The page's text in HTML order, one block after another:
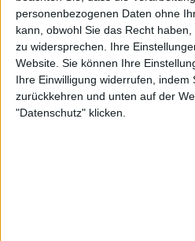
personenbezogenen Daten ohne
kann, obwohl Sie das Recht
zu widersprechen. Ihre
Website. Sie können Ihre
Ihre Einwilligung widerrufen, indem
zurückkehren und unten auf der
"Datenschutz" klicken.